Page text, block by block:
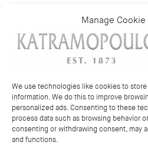
Manage
We use technologies like cookies to
information. We do this to improve
personalized ads. Consenting to these
process data such as browsing behavior
consenting or withdrawing consent, may
and functions.
Κατηγορία:ΜΕΝΤΑΓΙΟΝ & ΚΟΛΙΕ